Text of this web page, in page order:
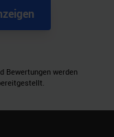
Bewertungen werden